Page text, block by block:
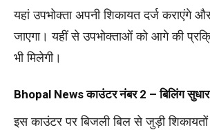
यहां उपभोक्ता अपनी शिकायत दर्ज कराएंगे
जाएगा। यहीं से उपभोक्ताओं को आगे की
भी मिलेगी।
Bhopal Newsकाउंटर नंबर 2 – बिलिंग सुधार
इस काउंटर पर बिजली बिल से जुड़ी शिकायतों